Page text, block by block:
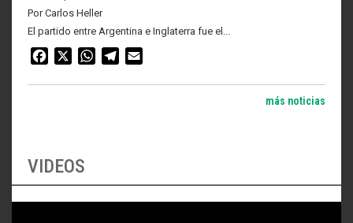
Por Carlos Heller
El partido entre Argentina e Inglaterra fue el...
Facebook WhatsAppTelegram
más noticias
VIDEOS